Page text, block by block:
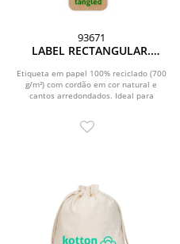
93671
LABEL RECTANGULAR.
reciclado (700 g/m²) com
formato retangular
Etiqueta em papel 100% reciclado (700
g/m²) com cordão em cor natural e
cantos arredondados. Ideal para